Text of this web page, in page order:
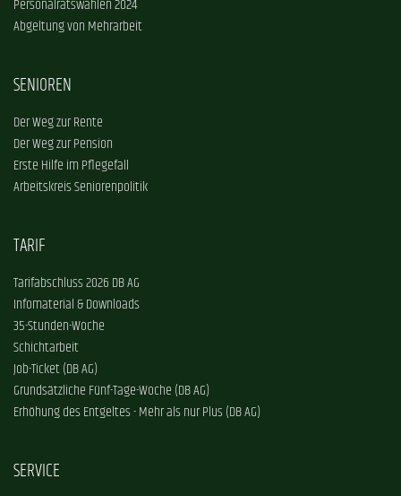
Personalratswahlen 2024
Abgeltung von Mehrarbeit
SENIOREN
Der Weg zur Rente
Der Weg zur Pension
Erste Hilfe im Pflegefall
Arbeitskreis Seniorenpolitik
TARIF
Tarifabschluss 2026 DB AG
Infomaterial & Downloads
35-Stunden-Woche
Schichtarbeit
Job-Ticket (DB AG)
Grundsätzliche Fünf-Tage-Woche (DB AG)
Erhöhung des Entgeltes - Mehr als nur Plus (DB AG)
SERVICE